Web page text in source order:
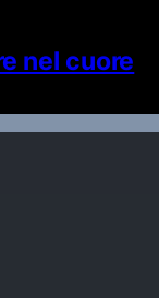
nel cuore